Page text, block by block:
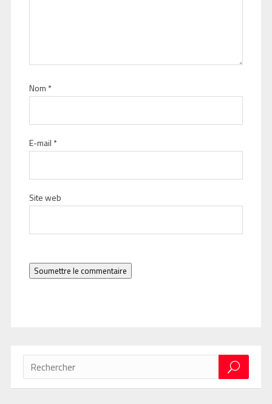
Nom *
E-mail *
Site web
Soumettre le commentaire